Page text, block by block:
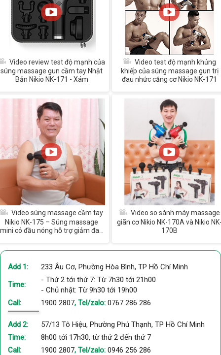
Video review test độ mạnh của
súng massage gun cầm tay Nhật
Bản Nikio NK-171 - Xám
Video test độ mạnh khủng
khiếp của súng massage gun trị
đau nhức căng cơ Nikio NK-171
Video súng massage cầm tay
Nikio NK-175 – Súng massage
mini có đầu nóng hỗ trợ giảm đau
Video so sánh máy massage
giãn cơ Nikio NK-170A và Nikio
170B
Add 1: 233 Âu Cơ, Phường Hòa Bình, TP Hồ Chí Minh
Time:
- Thứ 2 tới thứ 7: Từ 7h30 tới 21h00
- Chủ nhật: Từ 9h30 tới 19h00
Call:
1900 2807, Tel/zalo: 0767 286 286
Add 2:
57/13 Tô Hiệu, Phường Phú Thạnh, TP Hồ Chí Minh
Time:
8h00 tới 17h30, từ thứ 2 đến thứ 7
Call:
1900 2807, Tel/zalo: 0946 256 286